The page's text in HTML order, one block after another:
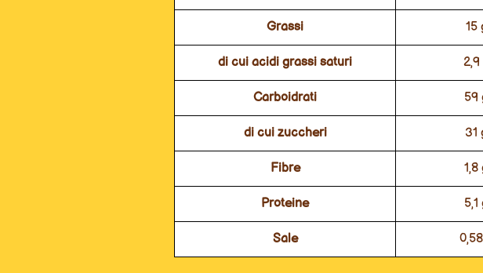
Grassi 15
di cui acidi grassi saturi 2,9
Carboidrati 59
di cui zuccheri 31
Fibre 1,8
Proteine 5,1
Sale